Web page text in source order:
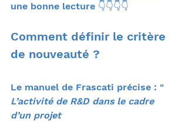
une bonne lecture 👇👇👇👇
Comment définir le critère
de nouveauté ?
Le manuel de Frascati précise : "
L’activité de R&D dans le cadre
d’un projet